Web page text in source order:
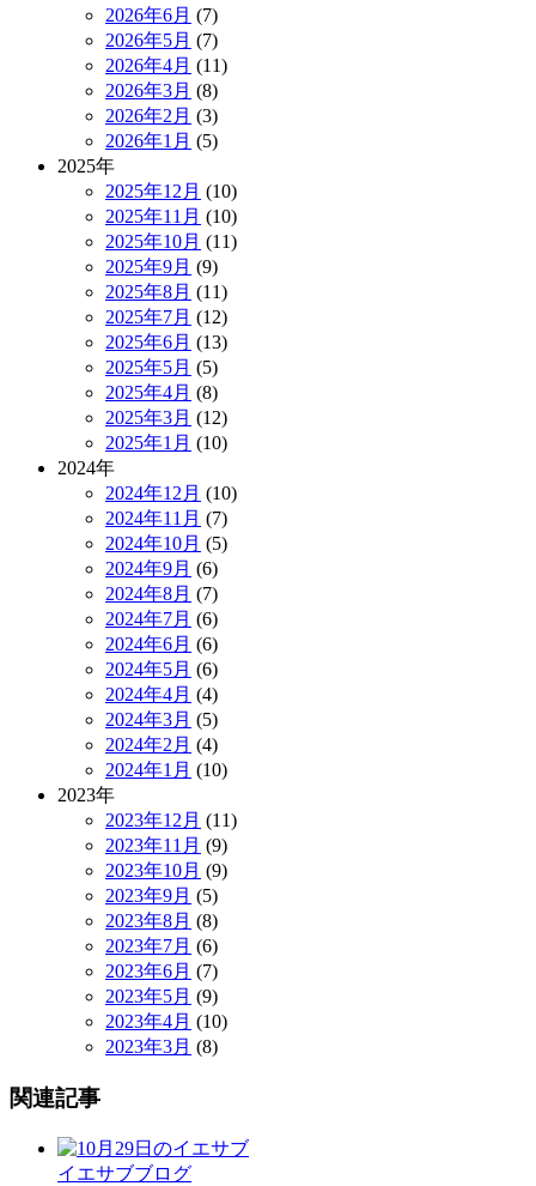
2026年6月 (7)
2026年5月 (7)
2026年4月 (11)
2026年3月 (8)
2026年2月 (3)
2026年1月 (5)
2025年
2025年12月 (10)
2025年11月 (10)
2025年10月 (11)
2025年9月 (9)
2025年8月 (11)
2025年7月 (12)
2025年6月 (13)
2025年5月 (5)
2025年4月 (8)
2025年3月 (12)
2025年1月 (10)
2024年
2024年12月 (10)
2024年11月 (7)
2024年10月 (5)
2024年9月 (6)
2024年8月 (7)
2024年7月 (6)
2024年6月 (6)
2024年5月 (6)
2024年4月 (4)
2024年3月 (5)
2024年2月 (4)
2024年1月 (10)
2023年
2023年12月 (11)
2023年11月 (9)
2023年10月 (9)
2023年9月 (5)
2023年8月 (8)
2023年7月 (6)
2023年6月 (7)
2023年5月 (9)
2023年4月 (10)
2023年3月 (8)
関連記事
イエサブブログ